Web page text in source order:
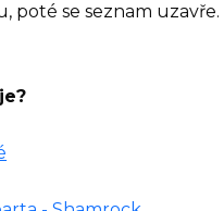
poté se seznam uzavře.